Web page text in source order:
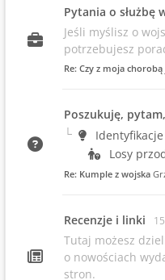
Pytania o służbę
Jeśli myślisz o
potrzebujesz
Re: Czy z moja
Poszukuję,
Losy
Re: Kumple z wojska
Recenzje i linki
Tutaj możesz
o nowościach
stron.